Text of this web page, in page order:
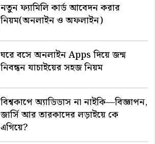
নতুন ফ্যামিলি কার্ড আবেদন করার
নিয়ম(অনলাইন ও অফলাইন)
ঘরে বসে অনলাইন Apps দিয়ে জন্ম
নিবন্ধন যাচাইয়ের সহজ নিয়ম
বিশ্বকাপে অ্যাডিডাস না নাইকি—বিজ্ঞাপন,
জার্সি আর তারকাদের লড়াইয়ে কে
এগিয়ে?